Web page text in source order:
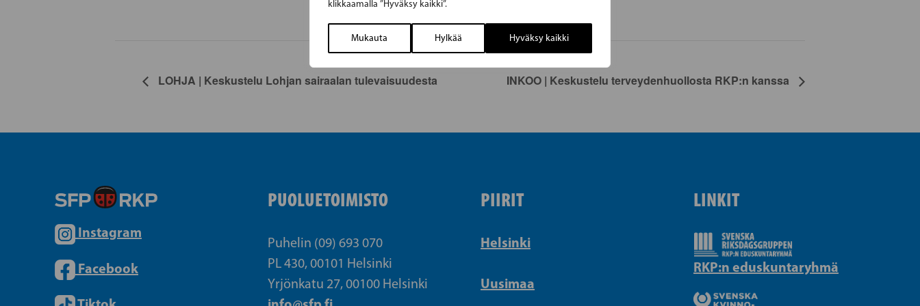
klikkaamalla ”Hyväksy kaikki”.
Mukauta Hylkää Hyväksy kaikki
LOHJA | Keskustelu Lohjan sairaalan tulevaisuudesta INKOO | Keskustelu terveydenhuollosta RKP:n kanssa
Instagram
Facebook
PUOLUETOIMISTO
Puhelin (09) 693 070
PL 430, 00101 Helsinki
Yrjönkatu 27, 00100 Helsinki
PIIRIT
Helsinki
Uusimaa
LINKIT
RKP:n eduskuntaryhmä